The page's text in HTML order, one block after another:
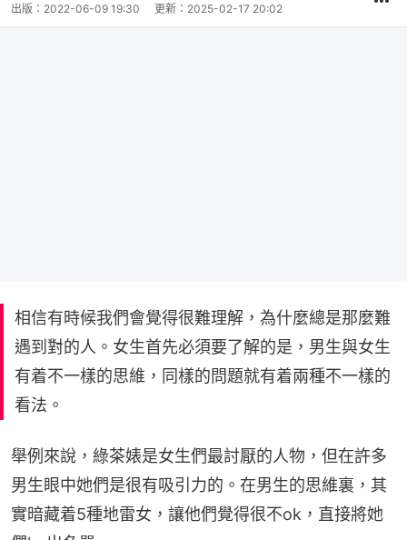
出版： 2022-06-09 19:30 更新： 2025-02-17 20:02
相信有時候我們會覺得很難理解，為什麼總是那麼難
遇到對的人。女生首先必須要了解的是，男生與女生
有着不一樣的思維，同樣的問題就有着兩種不一樣的
看法。
舉例來說，綠茶婊是女生們最討厭的人物，但在許多
男生眼中她們是很有吸引力的。在男生的思維裏，其
實暗藏着5種地雷女，讓他們覺得很不ok，直接將她